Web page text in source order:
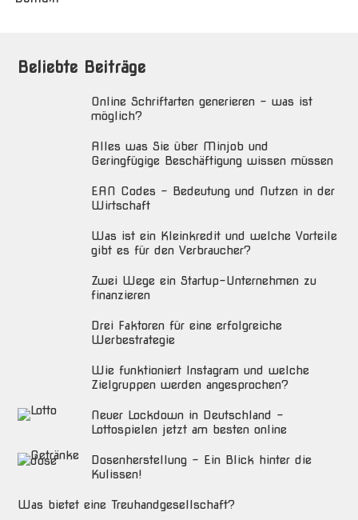
Beliebte Beiträge
Online Schriftarten generieren – was ist
möglich?
Alles was Sie über Minjob und
Geringfügige Beschäftigung wissen müssen
EAN Codes – Bedeutung und Nutzen in der
Wirtschaft
Was ist ein Kleinkredit und welche Vorteile
gibt es für den Verbraucher?
Zwei Wege ein Startup-Unternehmen zu
finanzieren
Drei Faktoren für eine erfolgreiche
Werbestrategie
Wie funktioniert Instagram und welche
Zielgruppen werden angesprochen?
Neuer Lockdown in Deutschland –
Lottospielen jetzt am besten online
Dosenherstellung – Ein Blick hinter die
Kulissen!
Was bietet eine Treuhandgesellschaft?